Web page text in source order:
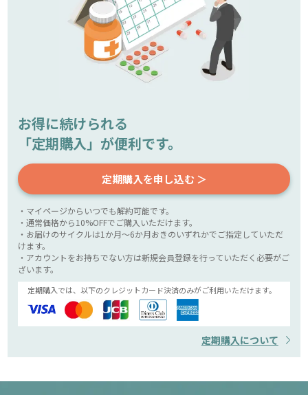
お得に続けられる
「定期購入」が便利です。
定期購入を申し込む ＞
・マイページからいつでも解約可能です。
・通常価格から10%OFFでご購入いただけます。
・お届けのサイクルは1か月～6か月おきのいずれかでご指定していただ
けます。
・アカウントをお持ちでない方は新規会員登録を行っていただく必要がご
ざいます。
定期購入では、以下のクレジットカード決済のみがご利用いただけます。
定期購入について